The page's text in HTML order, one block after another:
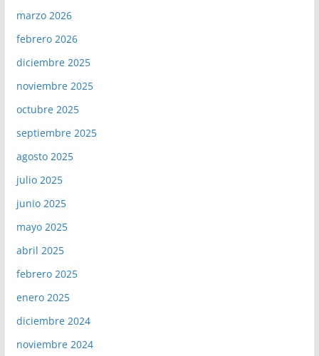
marzo 2026
febrero 2026
diciembre 2025
noviembre 2025
octubre 2025
septiembre 2025
agosto 2025
julio 2025
junio 2025
mayo 2025
abril 2025
febrero 2025
enero 2025
diciembre 2024
noviembre 2024